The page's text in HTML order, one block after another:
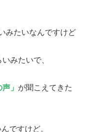
みたいなんですけど
みたいで、
声」 が聞こえてきた
ですけど。